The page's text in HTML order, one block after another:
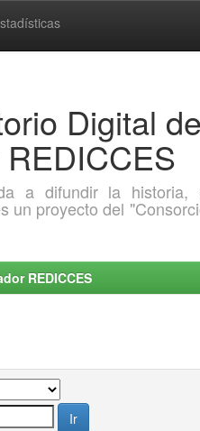
Digital
a difundir la historia,
un proyecto del
REDICCES